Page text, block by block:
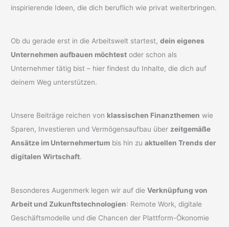
inspirierende Ideen, die dich beruflich wie privat weiterbringen.
Ob du gerade erst in die Arbeitswelt startest,dein eigenes
Unternehmen aufbauen möchtest oder schon als
Unternehmer tätig bist – hier findest du Inhalte, die dich auf
deinem Weg unterstützen.
Unsere Beiträge reichen von klassischen Finanzthemen wie
Sparen, Investieren und Vermögensaufbau überzeitgemäße
Ansätze im Unternehmertum bis hin zuaktuellen Trends der
digitalen Wirtschaft.
Besonderes Augenmerk legen wir auf dieVerknüpfung von
Arbeit und Zukunftstechnologien: Remote Work, digitale
Geschäftsmodelle und die Chancen der Plattform-Ökonomie